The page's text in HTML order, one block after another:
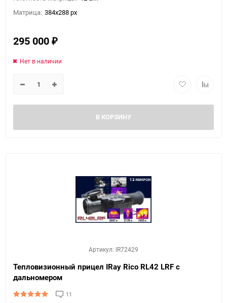
Матрица: 384x288 px
295 000 ₽
Нет в наличии
В КОРЗИНУ
Артикул: IR72429
Тепловизионный прицел IRay Rico RL42 LRF с
дальномером
11